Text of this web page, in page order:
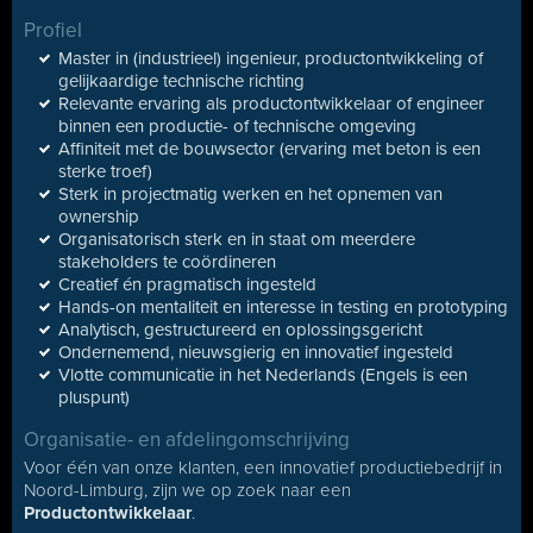
Profiel
Master in (industrieel) ingenieur, productontwikkeling of
gelijkaardige technische richting
Relevante ervaring als productontwikkelaar of engineer
binnen een productie- of technische omgeving
Affiniteit met de bouwsector (ervaring met beton is een
sterke troef)
Sterk in projectmatig werken en het opnemen van
ownership
Organisatorisch sterk en in staat om meerdere
stakeholders te coördineren
Creatief én pragmatisch ingesteld
Hands-on mentaliteit en interesse in testing en prototyping
Analytisch, gestructureerd en oplossingsgericht
Ondernemend, nieuwsgierig en innovatief ingesteld
Vlotte communicatie in het Nederlands (Engels is een
pluspunt)
Organisatie- en afdelingomschrijving
Voor één van onze klanten, een innovatief productiebedrijf in
Noord-Limburg, zijn we op zoek naar een
Productontwikkelaar.